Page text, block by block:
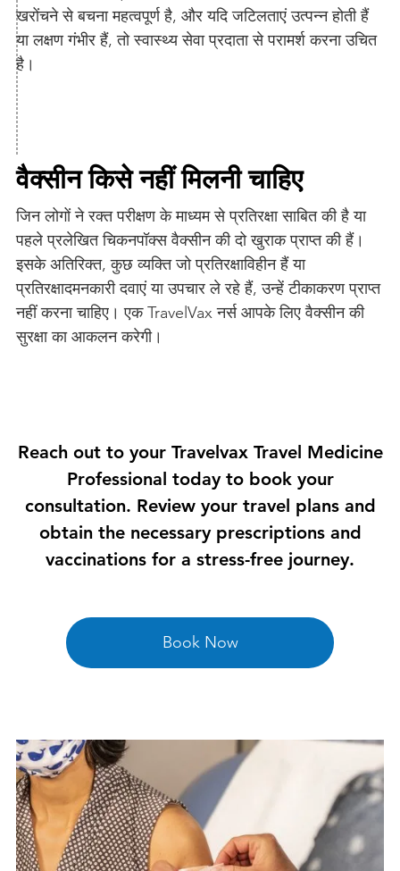
खरोंचने से बचना महत्वपूर्ण है, और यदि जटिलताएं उत्पन्न होती हैं
या लक्षण गंभीर हैं, तो स्वास्थ्य सेवा प्रदाता से परामर्श करना उचित
है।
वैक्सीन किसे नहीं मिलनी चाहिए
जिन लोगों ने रक्त परीक्षण के माध्यम से प्रतिरक्षा साबित की है या
पहले प्रलेखित चिकनपॉक्स वैक्सीन की दो खुराक प्राप्त की हैं।
इसके अतिरिक्त, कुछ व्यक्ति जो प्रतिरक्षाविहीन हैं या
प्रतिरक्षादमनकारी दवाएं या उपचार ले रहे हैं, उन्हें टीकाकरण प्राप्त
नहीं करना चाहिए। एक TravelVax नर्स आपके लिए वैक्सीन की
सुरक्षा का आकलन करेगी।
Reach out to your Travelvax Travel Medicine
Professional today to book your
consultation. Review your travel plans and
obtain the necessary prescriptions and
vaccinations for a stress-free journey.
Book Now